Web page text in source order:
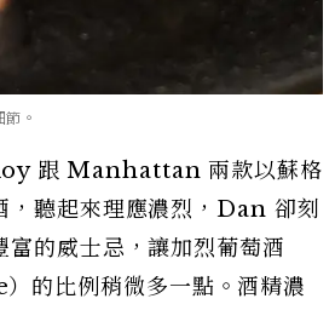
。
跟 Manhattan 兩款以蘇格
，聽起來理應濃烈，Dan 卻刻
富的威士忌，讓加烈葡萄酒
的比例稍微多一點。酒精濃